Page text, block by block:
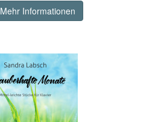
Mehr Informationen